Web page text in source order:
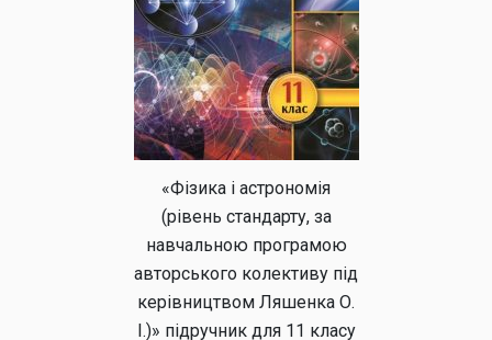
«Фізика і астрономія
(рівень стандарту, за
навчальною програмою
авторського колективу під
керівництвом Ляшенка О.
І.)» підручник для 11 класу